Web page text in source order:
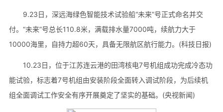
9.23日，深远海绿色智能技术试验船“未来”号正式命名并交
付。“未来”号总长110.8米，满载排水量7000吨，续航力大于
10000海里，自持力超60天，具备无限航区航行能力。(科技日报)
10.23日，位于江苏连云港的田湾核电7号机组成功完成冷态功
能试验，标志着7号机组由安装阶段全面转入调试阶段，为后续机
组全面调试工作安全有序开展奠定了坚实的基础。(央视新闻)